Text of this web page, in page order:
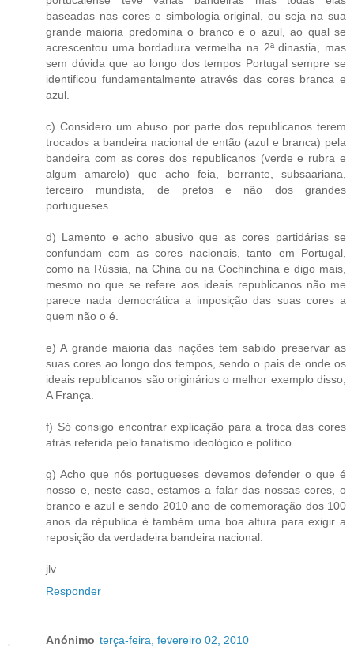
baseadas nas cores e simbologia original, ou seja na sua
grande maioria predomina o branco e o azul, ao qual se
acrescentou uma bordadura vermelha na 2ª dinastia, mas
sem dúvida que ao longo dos tempos Portugal sempre se
identificou fundamentalmente através das cores branca e
azul.
c) Considero um abuso por parte dos republicanos terem
trocados a bandeira nacional de então (azul e branca) pela
bandeira com as cores dos republicanos (verde e rubra e
algum amarelo) que acho feia, berrante, subsaariana,
terceiro mundista, de pretos e não dos grandes
portugueses.
d) Lamento e acho abusivo que as cores partidárias se
confundam com as cores nacionais, tanto em Portugal,
como na Rússia, na China ou na Cochinchina e digo mais,
mesmo no que se refere aos ideais republicanos não me
parece nada democrática a imposição das suas cores a
quem não o é.
e) A grande maioria das nações tem sabido preservar as
suas cores ao longo dos tempos, sendo o pais de onde os
ideais republicanos são originários o melhor exemplo disso,
A França.
f) Só consigo encontrar explicação para a troca das cores
atrás referida pelo fanatismo ideológico e político.
g) Acho que nós portugueses devemos defender o que é
nosso e, neste caso, estamos a falar das nossas cores, o
branco e azul e sendo 2010 ano de comemoração dos 100
anos da républica é também uma boa altura para exigir a
reposição da verdadeira bandeira nacional.
jlv
Responder
Anónimo terça-feira, fevereiro 02, 2010